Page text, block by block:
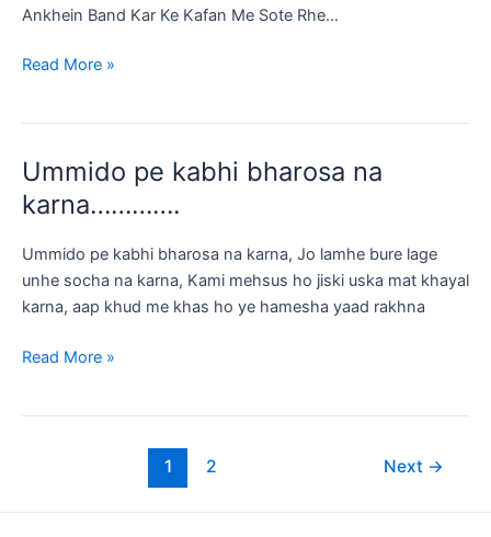
Shayri
Ankhein Band Kar Ke Kafan Me Sote Rhe…
EK
Ishq
Ka
Unhe
Read More »
Ummido pe kabhi bharosa na
karna………….
Ummido pe kabhi bharosa na karna, Jo lamhe bure lage
unhe socha na karna, Kami mehsus ho jiski uska mat khayal
karna, aap khud me khas ho ye hamesha yaad rakhna
Ummido
Read More »
1 2 Next →